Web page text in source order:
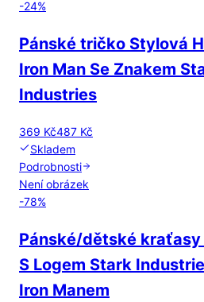
-24%
Pánské tričko Stylová
Iron Man Se Znakem
Industries
369 Kč487 Kč
Skladem
Podrobnosti
Není obrázek
-78%
Pánské/dětské kraťasy
S Logem Stark
Iron Manem